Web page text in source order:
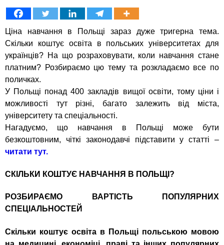
Ціна навчання в Польщі зараз дуже тригерна тема.
Скільки коштує освіта в польських університетах для
українців? На що розраховувати, коли навчання стане
платним? Розбираємо цю тему та розкладаємо все по
поличках.
У Польщі понад 400 закладів вищої освіти, тому ціни і
можливості тут різні, багато залежить від міста,
університету та спеціальності.
Нагадуємо, що навчання в Польщі може бути
безкоштовним, чіткі законодавчі підставити у статті –
читати тут.
СКІЛЬКИ КОШТУЄ НАВЧАННЯ В ПОЛЬЩІ?
РОЗБИРАЄМО ВАРТІСТЬ ПОПУЛЯРНИХ
СПЕЦІАЛЬНОСТЕЙ
Скільки коштує освіта в Польщі польською мовою